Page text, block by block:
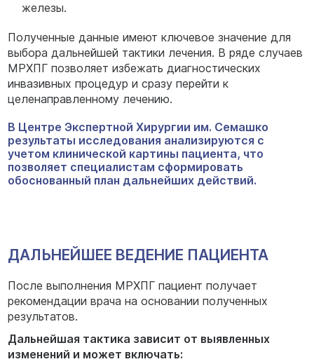
железы.
Полученные данные имеют ключевое значение для
выбора дальнейшей тактики лечения. В ряде случаев
МРХПГ позволяет избежать диагностических
инвазивных процедур и сразу перейти к
целенаправленному лечению.
В Центре Экспертной Хирургии им. Семашко
результаты исследования анализируются с
учетом клинической картины пациента, что
позволяет специалистам сформировать
обоснованный план дальнейших действий.
ДАЛЬНЕЙШЕЕ ВЕДЕНИЕ ПАЦИЕНТА
После выполнения МРХПГ пациент получает
рекомендации врача на основании полученных
результатов.
Дальнейшая тактика зависит от выявленных
изменений и может включать: